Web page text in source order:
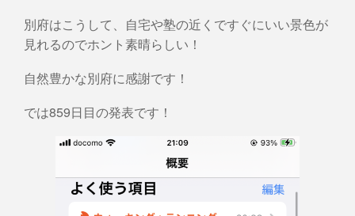
別府はこうして、自宅や塾の近くですぐにいい景色が
見れるのでホント素晴らしい！
自然豊かな別府に感謝です！
では859日目の発表です！